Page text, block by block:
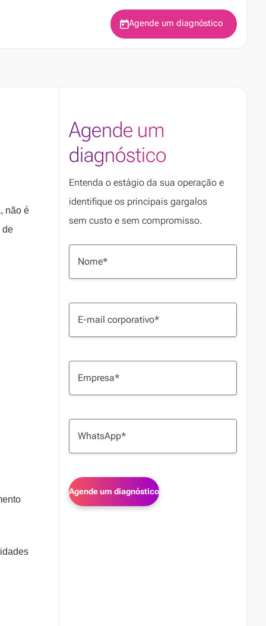
Agende um diagnóstico
não é
de
Agende um
diagnóstico
Entenda o estágio da sua operação e
identifique os principais gargalos
sem custo e sem compromisso.